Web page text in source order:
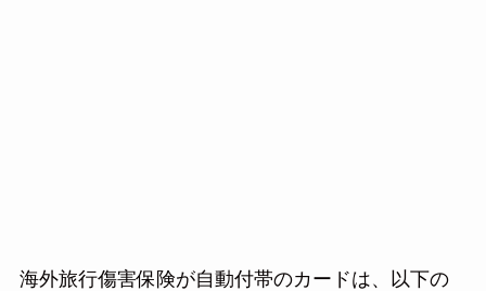
海外旅行傷害保険が自動付帯のカードは、以下の